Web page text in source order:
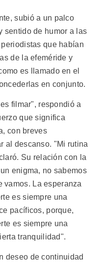
subió a un palco
sentido de humor a las
que habían
de la efeméride y
es llamado en el
en conjunto.
filmar", respondió a
que significa
con breves
al descanso. "Mi rutina
Su relación con la
enigma, no sabemos
vamos. La esperanza
es siempre una
pacíficos, porque,
es siempre una
tranquilidad".
deseo de continuidad